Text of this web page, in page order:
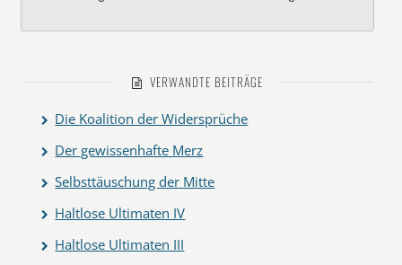
VERWANDTE BEITRÄGE
Die Koalition der Widersprüche
Der gewissenhafte Merz
Selbsttäuschung der Mitte
Haltlose Ultimaten IV
Haltlose Ultimaten III